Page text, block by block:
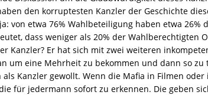
den korruptesten Kanzler der Geschichte
von etwa 76% Wahlbeteiligung haben etwa 26%
dass weniger als 20% der Wahlberechtigten
Kanzler? Er hat sich mit zwei weiteren
um eine Mehrheit zu bekommen und dann so
Kanzler gewollt. Wenn die Mafia in Filmen
für jedermann sofort zu erkennen. Die geben